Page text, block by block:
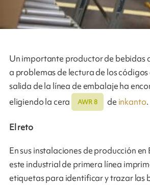
Un importante productor de bebidas
a problemas de lectura de los
salida de la línea de embalaje ha
eligiendo la cera
AWR 8 de inkanto.
El reto
En sus instalaciones de producción
este industrial de primera línea
etiquetas para identificar y trazar las